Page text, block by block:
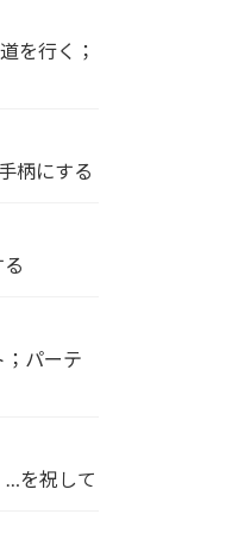
を行く；
柄にする
；パーテ
…を祝して